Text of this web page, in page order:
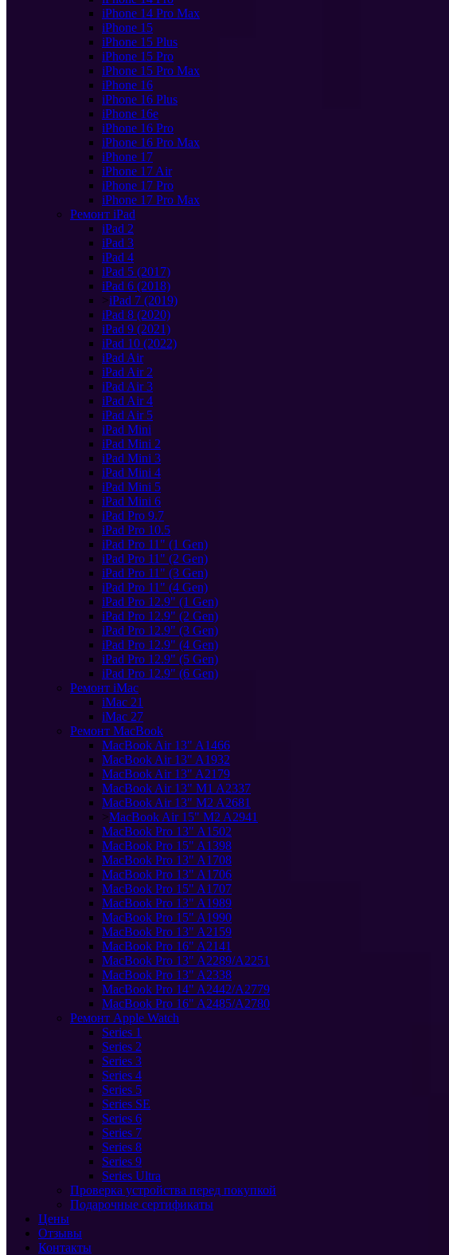
iPhone 14 Pro Max
iPhone 15
iPhone 15 Plus
iPhone 15 Pro
iPhone 15 Pro Max
iPhone 16
iPhone 16 Plus
iPhone 16e
iPhone 16 Pro
iPhone 16 Pro Max
iPhone 17
iPhone 17 Air
iPhone 17 Pro
iPhone 17 Pro Max
Ремонт iPad
iPad 2
iPad 3
iPad 4
iPad 5 (2017)
iPad 6 (2018)
>iPad 7 (2019)
iPad 8 (2020)
iPad 9 (2021)
iPad 10 (2022)
iPad Air
iPad Air 2
iPad Air 3
iPad Air 4
iPad Air 5
iPad Mini
iPad Mini 2
iPad Mini 3
iPad Mini 4
iPad Mini 5
iPad Mini 6
iPad Pro 9.7
iPad Pro 10.5
iPad Pro 11" (1 Gen)
iPad Pro 11" (2 Gen)
iPad Pro 11" (3 Gen)
iPad Pro 11" (4 Gen)
iPad Pro 12.9" (1 Gen)
iPad Pro 12.9" (2 Gen)
iPad Pro 12.9" (3 Gen)
iPad Pro 12.9" (4 Gen)
iPad Pro 12.9" (5 Gen)
iPad Pro 12.9" (6 Gen)
Ремонт iMac
iMac 21
iMac 27
Ремонт MacBook
MacBook Air 13" A1466
MacBook Air 13" A1932
MacBook Air 13" A2179
MacBook Air 13" M1 A2337
MacBook Air 13" M2 A2681
>MacBook Air 15" M2 A2941
MacBook Pro 13" A1502
MacBook Pro 15" A1398
MacBook Pro 13" A1708
MacBook Pro 13" A1706
MacBook Pro 15" A1707
MacBook Pro 13" A1989
MacBook Pro 15" A1990
MacBook Pro 13" A2159
MacBook Pro 16" A2141
MacBook Pro 13" A2289/A2251
MacBook Pro 13" A2338
MacBook Pro 14" A2442/A2779
MacBook Pro 16" A2485/A2780
Ремонт Apple Watch
Series 1
Series 2
Series 3
Series 4
Series 5
Series SE
Series 6
Series 7
Series 8
Series 9
Series Ultra
Проверка устройства перед покупкой
Подарочные сертификаты
Цены
Отзывы
Контакты